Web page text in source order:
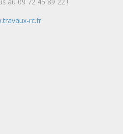
travaux, les
rc.fr